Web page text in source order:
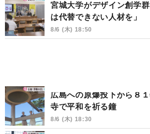
宮城大学がデザイン創学
は代替できない人材を」
8/6 (木) 18:50
広島への原爆投下から８
寺で平和を祈る鐘
8/6 (木) 18:30